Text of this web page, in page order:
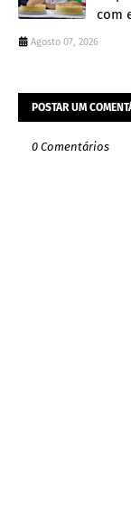
com
Agosto 07, 2026
POSTAR UM
0 Comentários